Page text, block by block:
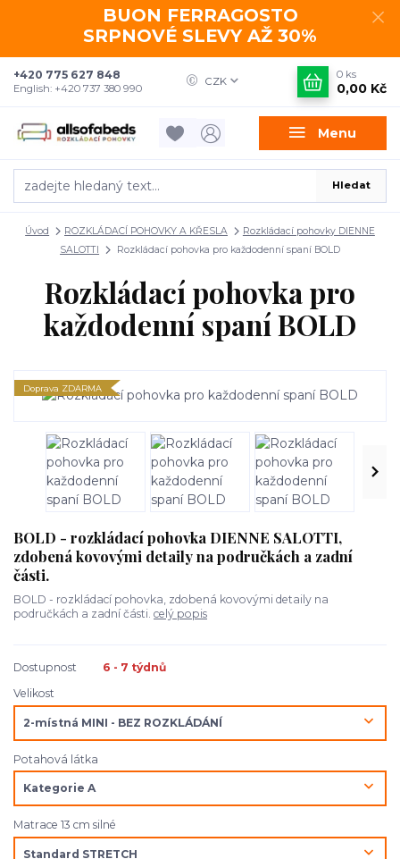
BUON FERRAGOSTO
SRPNOVÉ SLEVY AŽ 30%
Menu
CZK
Hledat
+420 775 627 848
English: +420 737 380 990
0 ks
0,00 Kč
Úvod ROZKLÁDACÍ POHOVKY A KŘESLA
Rozkládací pohovky DIENNE
SALOTTI
Rozkládací pohovka pro každodenní spaní BOLD
Rozkládací pohovka pro
každodenní spaní BOLD
Doprava ZDARMA
BOLD - rozkládací pohovka DIENNE SALOTTI,
zdobená kovovými detaily na područkách a zadní
části.
BOLD - rozkládací pohovka, zdobená kovovými detaily na
područkách a zadní části. celý popis
Dostupnost
6 - 7 týdnů
Velikost
Potahová látka
Matrace 13 cm silné